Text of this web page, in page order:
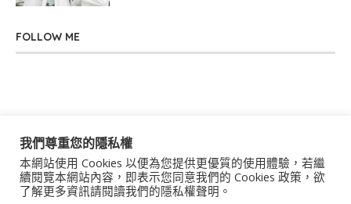
FOLLOW ME
關於我們 聯絡我們 服務條款 隱私權政策
著作權聲明 作者群
我們尊重您的隱私權
本網站使用 Cookies 以便為您提供更優質的使用體驗，若繼
續閱覽本網站內容，即表示您同意我們的 Cookies 政策，欲
了解更多資訊請閱讀我們的隱私權聲明。